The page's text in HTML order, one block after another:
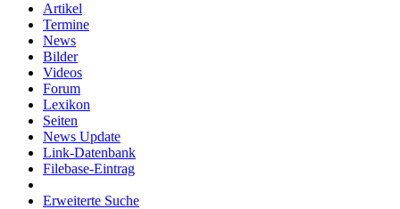
Artikel
Termine
News
Bilder
Videos
Forum
Lexikon
Seiten
News Update
Link-Datenbank
Filebase-Eintrag
Erweiterte Suche